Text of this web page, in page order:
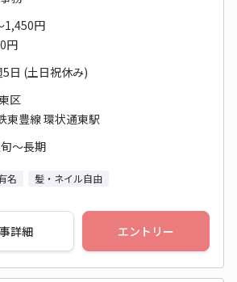
1,450円
円
日 (土日祝休み)
区
東豊線 環状通東駅
～長期
名 髪・ネイル自由
詳細 エントリー